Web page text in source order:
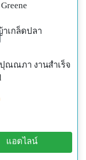
เกล็ดปลา
นสาขา ลำต้นมี
ตามลำต้นมีขนนุ่ม
เกาะดินเอาไว้
ะเจริญเติบโตได้
แสงแดดจัดได้ดี มี
ละเขตอบอุ่น ใน
าคตะวันออกเฉียง
ขึ้นตามที่ลุ่ม ริม
ปุณณภา งานสำเร็จ
แอดไลน์